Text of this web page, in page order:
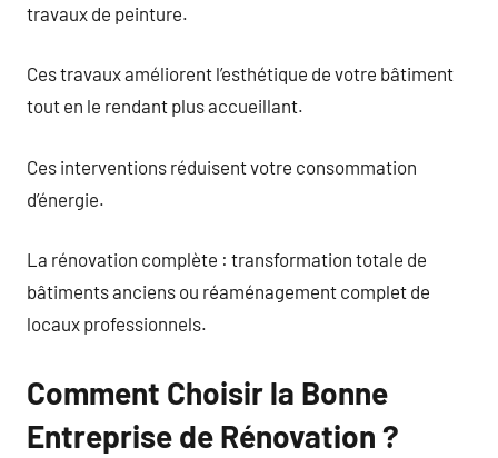
travaux de peinture.
Ces travaux améliorent l’esthétique de votre bâtiment
tout en le rendant plus accueillant.
Ces interventions réduisent votre consommation
d’énergie.
La rénovation complète : transformation totale de
bâtiments anciens ou réaménagement complet de
locaux professionnels.
Comment Choisir la Bonne
Entreprise de Rénovation ?